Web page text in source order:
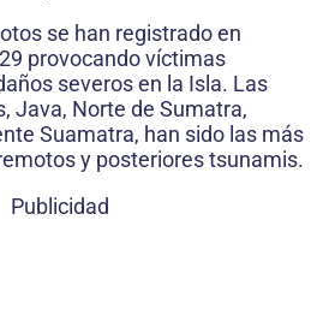
se han registrado en
provocando víctimas
severos en la Isla. Las
Java, Norte de Sumatra,
Suamatra, han sido las más
y posteriores tsunamis.
Publicidad